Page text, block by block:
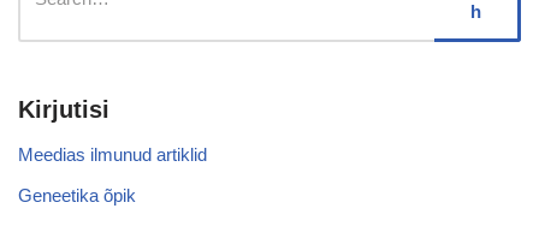
h
Kirjutisi
Meedias ilmunud artiklid
Geneetika õpik